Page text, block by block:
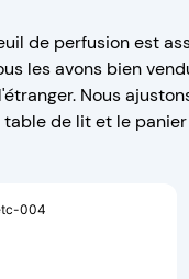
de perfusion est
les avons bien
Nous
de lit et le